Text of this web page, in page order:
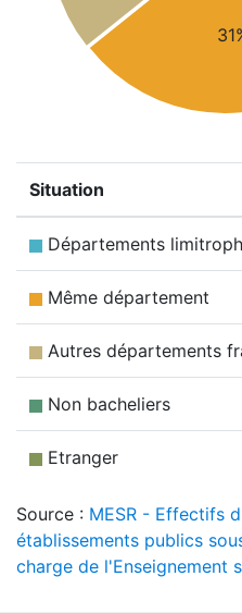
Situation
Départements
Même département
Autres départements
Non bacheliers
Etranger
Source : MESR - Effectifs
établissements publics
charge de l'Enseignement